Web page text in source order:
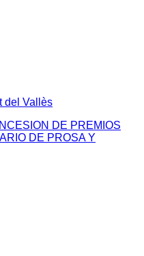
del Vallès
DE PREMIOS
DE PROSA Y